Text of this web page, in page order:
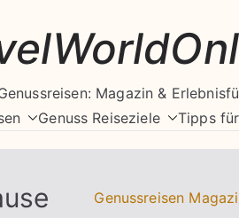
Magazin &
Genuss Reiseziele Tipps
Genussreisen